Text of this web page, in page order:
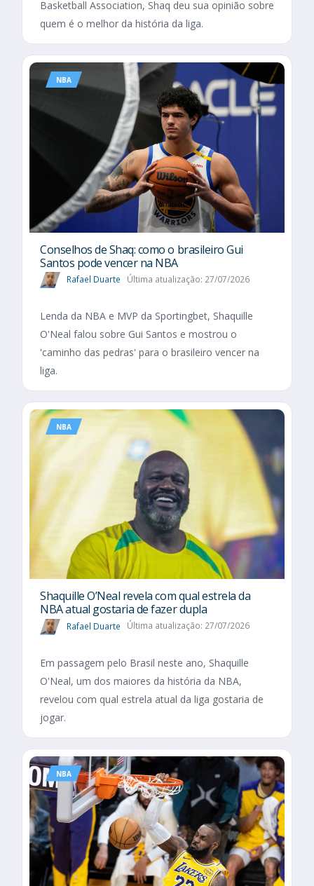
Basketball Association, Shaq deu sua opinião sobre
quem é o melhor da história da liga.
NBA
Conselhos de Shaq: como o brasileiro Gui
Santos pode vencer na NBA
Rafael Duarte Última atualização: 27/07/2026
Lenda da NBA e MVP da Sportingbet, Shaquille
O'Neal falou sobre Gui Santos e mostrou o
'caminho das pedras' para o brasileiro vencer na
liga.
NBA
Shaquille O’Neal revela com qual estrela da
NBA atual gostaria de fazer dupla
Rafael Duarte Última atualização: 27/07/2026
Em passagem pelo Brasil neste ano, Shaquille
O'Neal, um dos maiores da história da NBA,
revelou com qual estrela atual da liga gostaria de
jogar.
NBA